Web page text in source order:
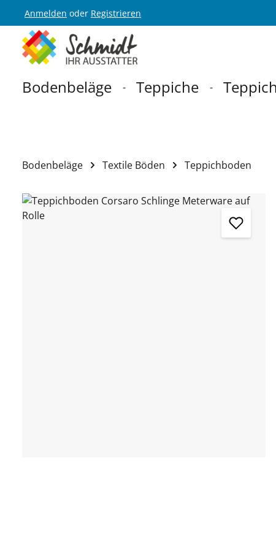
Hauptnavigation springen
Anmelden oder Registrieren
Bodenbeläge Teppiche
Bodenbeläge Textile Böden Teppichboden
Bildergalerie überspringen